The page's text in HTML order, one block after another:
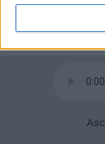
paginii web.